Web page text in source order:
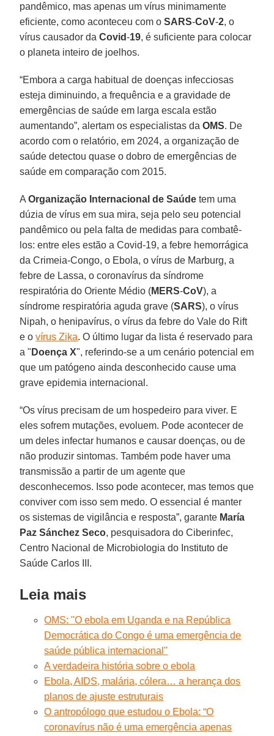
pandêmico, mas apenas um vírus minimamente
eficiente, como aconteceu com oSARS-CoV-2, o
vírus causador daCovid-19, é suficiente para colocar
o planeta inteiro de joelhos.
“Embora a carga habitual de doenças infecciosas
esteja diminuindo, a frequência e a gravidade de
emergências de saúde em larga escala estão
aumentando”, alertam os especialistas daOMS. De
acordo com o relatório, em 2024, a organização de
saúde detectou quase o dobro de emergências de
saúde em comparação com 2015.
AOrganização Internacional de Saúde tem uma
dúzia de vírus em sua mira, seja pelo seu potencial
pandêmico ou pela falta de medidas para combatê-
los: entre eles estão a Covid-19, a febre hemorrágica
da Crimeia-Congo, o Ebola, o vírus de Marburg, a
febre de Lassa, o coronavírus da síndrome
respiratória do Oriente Médio (MERS-CoV), a
síndrome respiratória aguda grave (SARS), o vírus
Nipah, o henipavírus, o vírus da febre do Vale do Rift
e ovírus Zika. O último lugar da lista é reservado para
a " Doença X", referindo-se a um cenário potencial em
que um patógeno ainda desconhecido cause uma
grave epidemia internacional.
“Os vírus precisam de um hospedeiro para viver. E
eles sofrem mutações, evoluem. Pode acontecer de
um deles infectar humanos e causar doenças, ou de
não produzir sintomas. Também pode haver uma
transmissão a partir de um agente que
desconhecemos. Isso pode acontecer, mas temos que
conviver com isso sem medo. O essencial é manter
os sistemas de vigilância e resposta”, garante María
Paz Sánchez Seco, pesquisadora do Ciberinfec,
Centro Nacional de Microbiologia do Instituto de
Saúde Carlos III.
Leia mais
OMS: "O ebola em Uganda e na República
Democrática do Congo é uma emergência de
saúde pública internacional"
A verdadeira história sobre o ebola
Ebola, AIDS, malária, cólera… a herança dos
planos de ajuste estruturais
O antropólogo que estudou o Ebola: “O
coronavírus não é uma emergência apenas